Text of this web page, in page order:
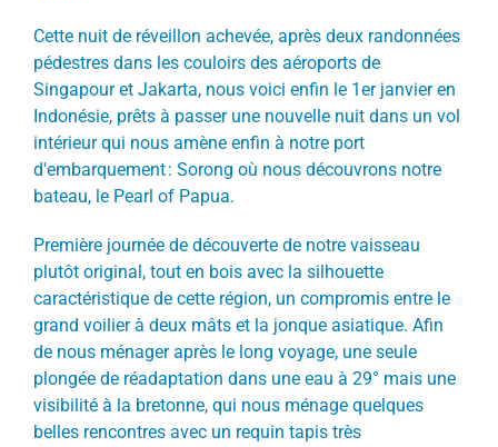
Cette nuit de réveillon achevée, après deux randonnées
pédestres dans les couloirs des aéroports de
Singapour et Jakarta, nous voici enfin le 1 erjanvier en
Indonésie, prêts à passer une nouvelle nuit dans un vol
intérieur qui nous amène enfin à notre port
d'embarquement : Sorong où nous découvrons notre
bateau, le Pearl of Papua.
Première journée de découverte de notre vaisseau
plutôt original, tout en bois avec la silhouette
caractéristique de cette région, un compromis entre le
grand voilier à deux mâts et la jonque asiatique. Afin
de nous ménager après le long voyage, une seule
plongée de réadaptation dans une eau à 29° mais une
visibilité à la bretonne, qui nous ménage quelques
belles rencontres avec un requin tapis très